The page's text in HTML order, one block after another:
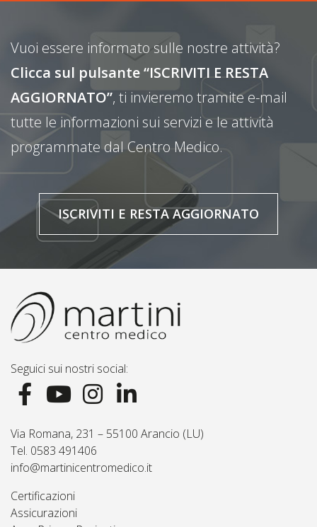
Vuoi essere informato sulle nostre attività?
Clicca sul pulsante “ISCRIVITI E RESTA
AGGIORNATO”, ti invieremo tramite e-mail
tutte le informazioni sui servizi e le attività
programmate dal Centro Medico.
ISCRIVITI E RESTA AGGIORNATO
Seguici sui nostri social:
Via Romana, 231 – 55100 Arancio (LU)
Tel. 0583 491406
info@martinicentromedico.it
Certificazioni
Assicurazioni